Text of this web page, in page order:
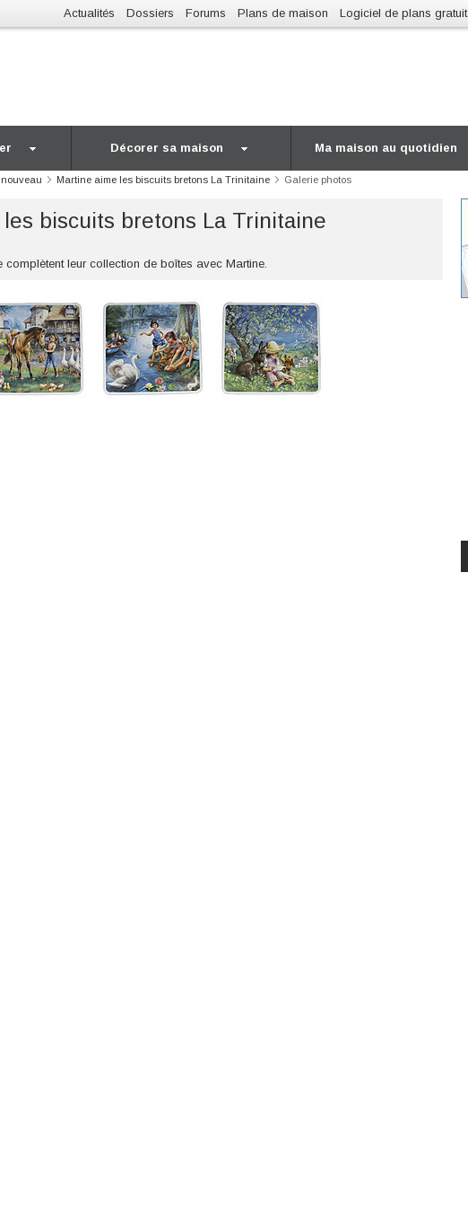
Actualités Dossiers Forums Plans de maison Logiciel de plans gratuit
Décorer sa maison Ma maison au quotidien
Martine aime les biscuits bretons La Trinitaine Galerie photos
biscuits bretons La Trinitaine
complètent leur collection de boîtes avec Martine.